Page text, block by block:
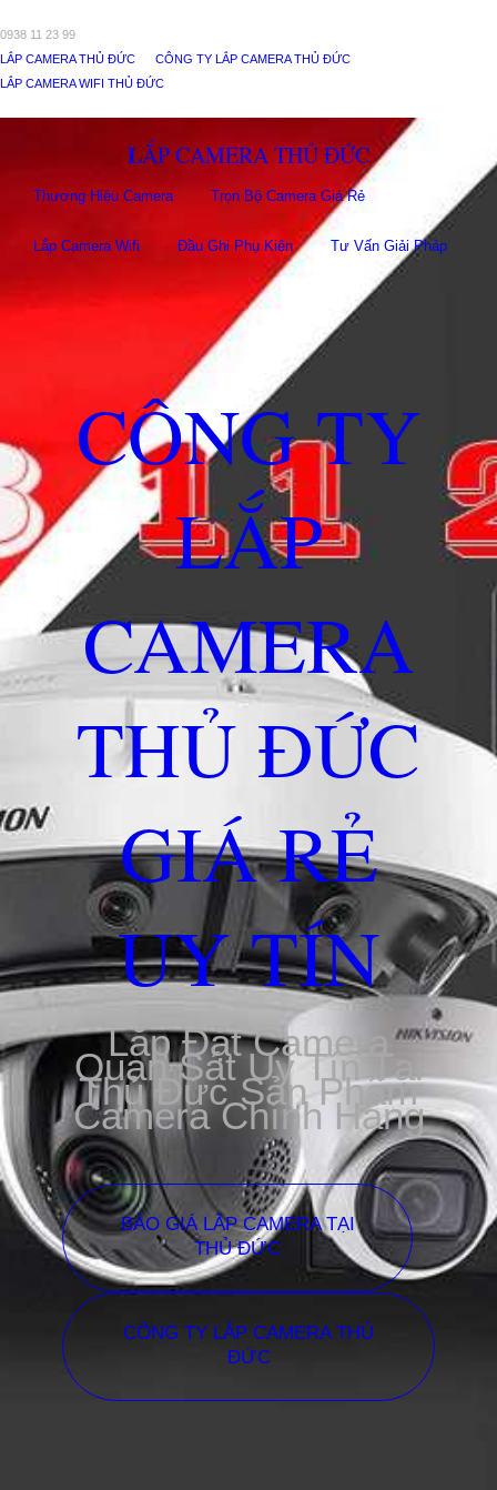
0938 11 23 99
LẮP CAMERA THỦ ĐỨC
CÔNG TY LẮP CAMERA THỦ ĐỨC
LẮP CAMERA WIFI THỦ ĐỨC
LẮP CAMERA THỦ ĐỨC
Thương Hiệu Camera Trọn Bộ Camera Giá Rẻ
Lắp Camera Wifi Đầu Ghi Phụ Kiên Tư Vấn Giải Pháp
CÔNG TY
LẮP
CAMERA
THỦ ĐỨC
GIÁ RẺ
UY TÍN
Lắp Đặt Camera
Quan Sát Uy Tín Tại
Thủ Đức Sản Phẩm
Camera Chính Hãng
BÁO GIÁ LẮP CAMERA TẠI
THỦ ĐỨC
CÔNG TY LẮP CAMERA THỦ
ĐỨC